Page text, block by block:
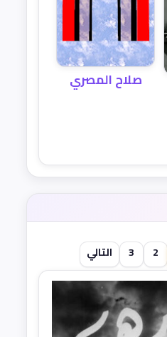
صلاح المصري
2
3 التالي